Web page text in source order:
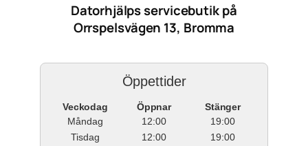
Datorhjälps servicebutik på
Orrspelsvägen 13, Bromma
Öppettider
Veckodag Öppnar
Stänger
Måndag
12:00
19:00
Tisdag
12:00
19:00